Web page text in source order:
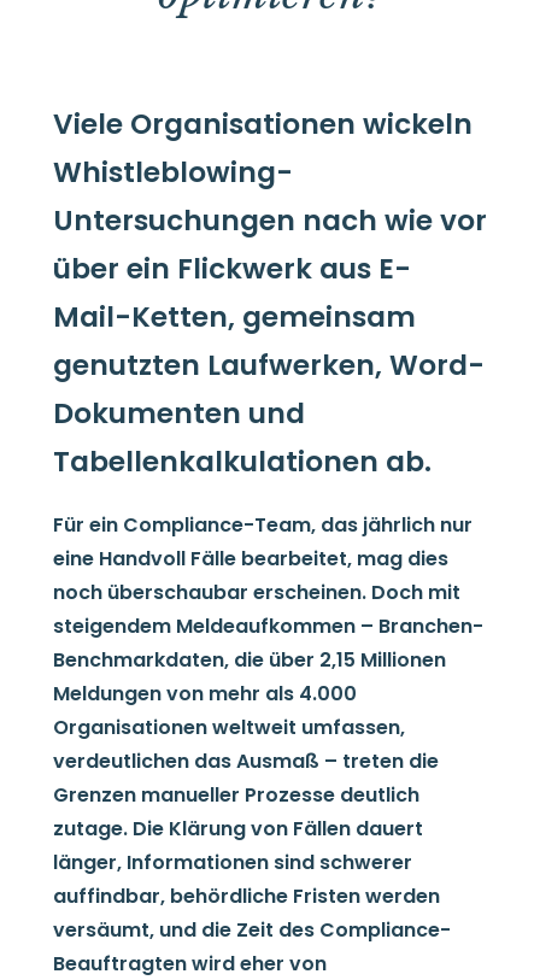
Viele Organisationen wickeln
Whistleblowing-
Untersuchungen nach wie vor
über ein Flickwerk aus E-
Mail-Ketten, gemeinsam
genutzten Laufwerken, Word-
Dokumenten und
Tabellenkalkulationen ab.
Für ein Compliance-Team, das jährlich nur
eine Handvoll Fälle bearbeitet, mag dies
noch überschaubar erscheinen. Doch mit
steigendem Meldeaufkommen – Branchen-
Benchmarkdaten, die über 2,15 Millionen
Meldungen von mehr als 4.000
Organisationen weltweit umfassen,
verdeutlichen das Ausmaß – treten die
Grenzen manueller Prozesse deutlich
zutage. Die Klärung von Fällen dauert
länger, Informationen sind schwerer
auffindbar, behördliche Fristen werden
versäumt, und die Zeit des Compliance-
Beauftragten wird eher von